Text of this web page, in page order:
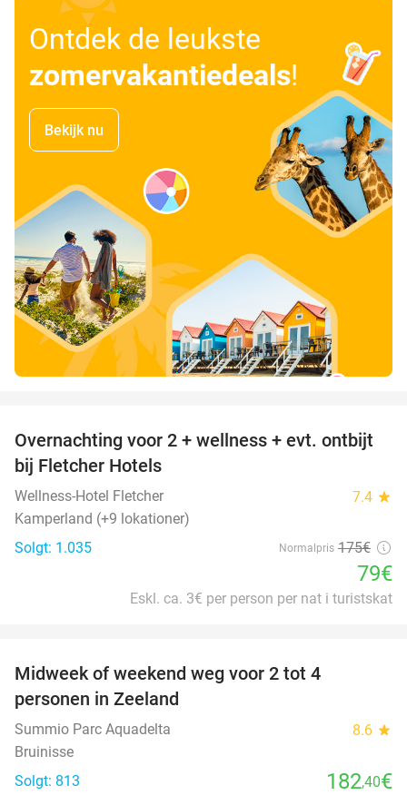
Ontdek de leukste
zomervakantiedeals!
Bekijk nu
55%
Overnachting voor 2 + wellness + evt. ontbijt
bij Fletcher Hotels
Wellness-Hotel Fletcher 7.4 star
Kamperland (+9 lokationer)
Solgt: 1.035
Normalpris 175€
79€
Eskl. ca. 3€ per person per nat i turistskat
Midweek of weekend weg voor 2 tot 4
personen in Zeeland
Summio Parc Aquadelta 8.6 star
Bruinisse
Solgt: 813
182,40€